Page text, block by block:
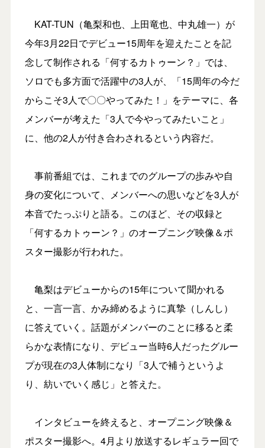
KAT-TUN（亀梨和也、上田竜也、中丸雄一）が
今年3月22日でデビュー15周年を迎えたことを記
念して制作される「何するカトゥーン？」では、
ソロでも多方面で活躍中の3人が、「15周年の今だ
からこそ3人で〇〇やってみた！」をテーマに、各
メンバーが考えた「3人で今やってみたいこと」
に、他の2人が付き合わされるという内容だ。
事前番組では、これまでのグループの歩みや自
身の変化について、メンバーへの思いなどを3人が
本音でたっぷりと語る。このほど、その収録と
「何するカトゥーン？」のオープニング映像＆ポ
スター撮影が行われた。
亀梨はデビューからの15年について聞かれる
と、一言一言、かみ締めるように真摯（しんし）
に答えていく。話題がメンバーのことに移ると柔
らかな表情になり、デビュー当時6人だったグルー
プが現在の3人体制になり「3人で補うというよ
り、紡いでいく感じ」と答えた。
インタビューを終えると、オープニング映像＆
ポスター撮影へ。4月より放送するレギュラー回で